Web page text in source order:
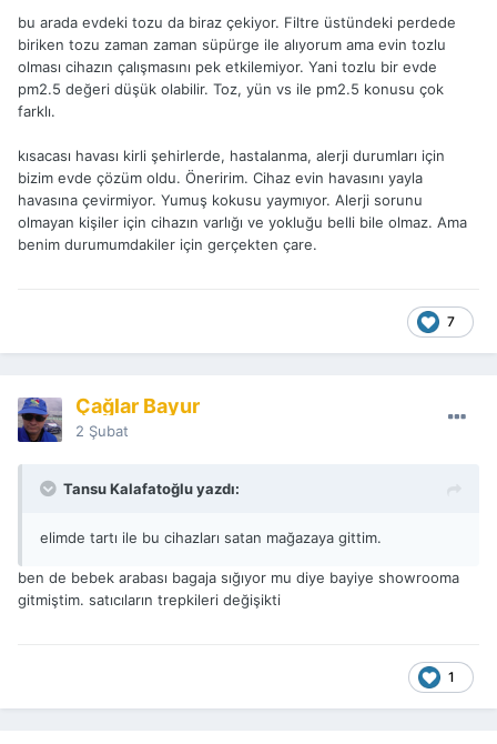
bu arada evdeki tozu da biraz çekiyor. Filtre üstündeki perdede
biriken tozu zaman zaman süpürge ile alıyorum ama evin tozlu
olması cihazın çalışmasını pek etkilemiyor. Yani tozlu bir evde
pm2.5 değeri düşük olabilir. Toz, yün vs ile pm2.5 konusu çok
farklı.
kısacası havası kirli şehirlerde, hastalanma, alerji durumları için
bizim evde çözüm oldu. Öneririm. Cihaz evin havasını yayla
havasına çevirmiyor. Yumuş kokusu yaymıyor. Alerji sorunu
olmayan kişiler için cihazın varlığı ve yokluğu belli bile olmaz. Ama
benim durumumdakiler için gerçekten çare.
7
Çağlar Bayur
2 Şubat
Tansu Kalafatoğlu yazdı:
elimde tartı ile bu cihazları satan mağazaya gittim.
ben de bebek arabası bagaja sığıyor mu diye bayiye showrooma
gitmiştim. satıcıların trepkileri değişikti
1